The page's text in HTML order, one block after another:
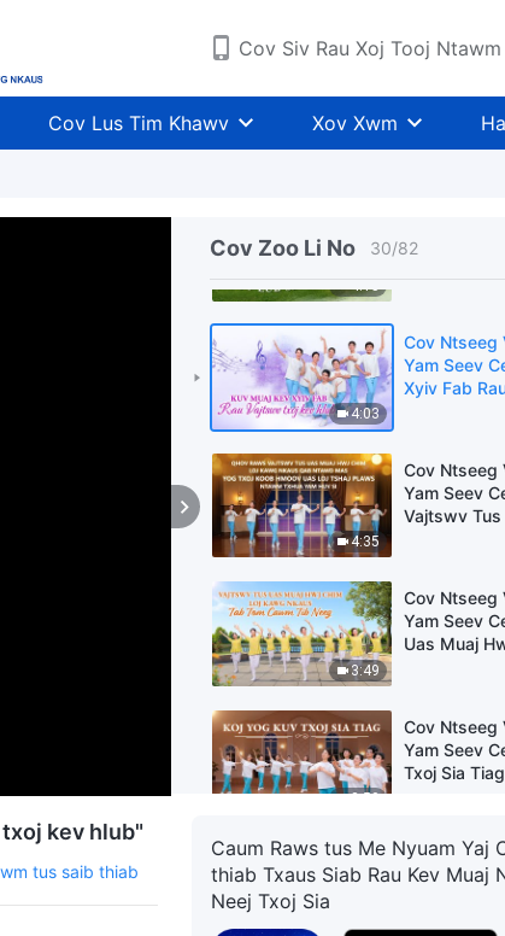
Cov Siv Rau Xoj Tooj Ntawm
Cov Lus Tim Khawv Xov Xwm
Cov Zoo Li No 30/82
Zoo Rau
4:15
Yam Seev
Kev Hlub
Lub Siab"
4:03
Cov Ntseeg
Yam Seev
Xyiv Fab
4:35
Cov Ntseeg
Yam Seev
Vajtswv Tus
Yam Huv Si"
3:49
Cov Ntseeg
Yam Seev
Uas Muaj
3:50
Cov Ntseeg
Yam Seev
Txoj Sia
4:25
Cov Ntseeg
Yam Seev
txoj kev hlub"
tus saib thiab
Caum Raws tus Me Nyuam Yaj
thiab Txaus Siab Rau Kev Muaj
Neej Txoj Sia